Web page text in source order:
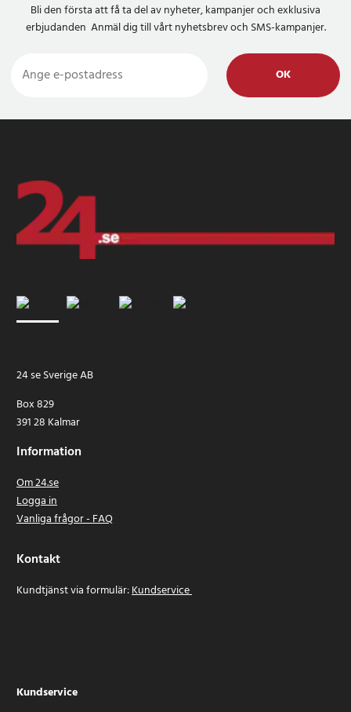
Bli den första att få ta del av nyheter, kampanjer och exklusiva
erbjudanden Anmäl dig till vårt nyhetsbrev och SMS-kampanjer.
OK
24 se Sverige AB
Box 829
391 28 Kalmar
Information
Om 24.se
Logga in
Vanliga frågor - FAQ
Kontakt
Kundtjänst via formulär:Kundservice
Kundservice